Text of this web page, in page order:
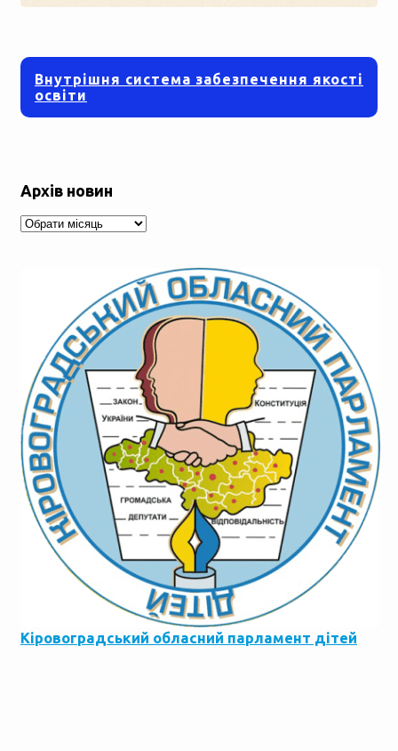
Внутрішня система забезпечення якості
освіти
Архів новин
Архів
новин
Кіровоградський обласний парламент дітей